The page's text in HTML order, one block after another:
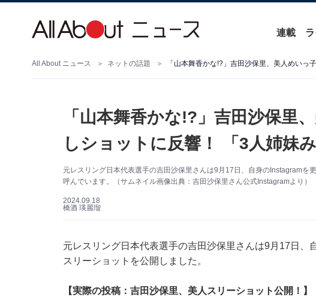
連載
All About ニュース ネットの話題 「山本舞香かな!?」吉田沙保里、美人めいっ
「山本舞香かな!?」吉田沙保里
しショットに反響！ 「3人姉妹
元レスリング日本代表選手の吉田沙保里さんは9月17日、自身のInstagramを
呼んでいます。（サムネイル画像出典：吉田沙保里さん公式Instagramより）
2024.09.18
橋酒 瑛麗瑠
元レスリング日本代表選手の吉田沙保里さんは9月17日、
スリーショットを公開しました。
【実際の投稿：吉田沙保里、美人スリーショット公開！】